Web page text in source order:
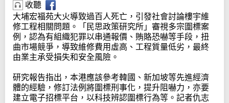
收聽
大埔宏福苑大火導致過百人死亡，引發社會討論樓宇維
修工程相關問題。「民思政策研究所」審視多宗圍標案
例，認為有組織犯罪以串通報價、賄賂恐嚇等手段，扭
曲市場競爭，導致維修費用虛高、工程質量低劣，最終
由業主承受損失和安全風險。
研究報告指出，本港應該參考韓國、新加坡等先進經濟
體的經驗，修訂法例將圍標刑事化，提升阻嚇力，亦要
建立電子招標平台，以科技辨認圍標行為等。記者仇志